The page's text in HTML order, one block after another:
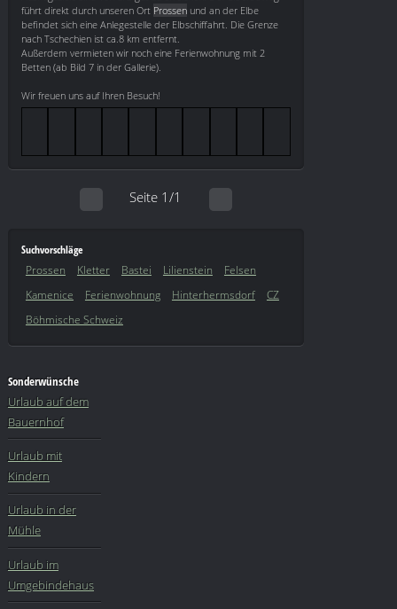
führt direkt durch unseren Ort Prossenund an der Elbe
befindet sich eine Anlegestelle der Elbschiffahrt. Die Grenze
nach Tschechien ist ca.8 km entfernt.
Außerdem vermieten wir noch eine Ferienwohnung mit 2
Betten (ab Bild 7 in der Gallerie).
Wir freuen uns auf Ihren Besuch!
Seite 1/1
Suchvorschläge
Prossen
Kletter Bastei Lilienstein
Felsen
Kamenice
Ferienwohnung Hinterhermsdorf
CZ
Böhmische Schweiz
Sonderwünsche
Urlaub auf dem
Bauernhof
Urlaub mit
Kindern
Urlaub in der
Mühle
Urlaub im
Umgebindehaus